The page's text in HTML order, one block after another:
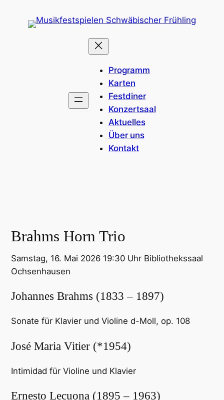
Programm
Karten
Festdiner
Konzertsaal
Aktuelles
Über uns
Kontakt
Brahms Horn Trio
Samstag, 16. Mai 2026 19:30 Uhr Bibliothekssaal
Ochsenhausen
Johannes Brahms (1833 – 1897)
Sonate für Klavier und Violine d-Moll, op. 108
José Maria Vitier (*1954)
Intimidad für Violine und Klavier
Ernesto Lecuona (1895 – 1963)